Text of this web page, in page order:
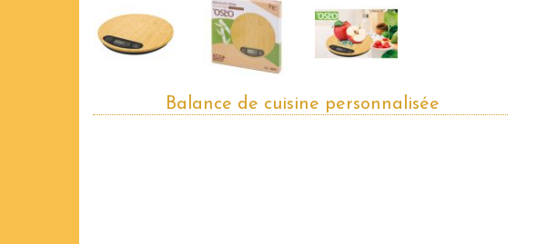
Balance de cuisine personnalisée